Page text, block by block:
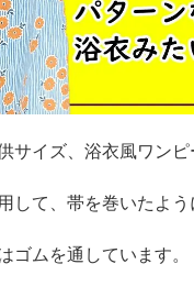
サイズ、浴衣風ワンピ
して、帯を巻いたよう
ゴムを通しています。